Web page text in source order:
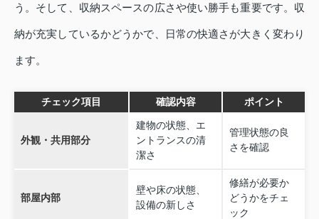
う。そして、収納スペースの広さや使い勝手も重要です。収
納が充実しているかどうかで、日常の快適さが大きく変わり
ます。
チェック項目 確認内容 ポイント
外観・共用部分
建物の状態、エ
ントランスの清
潔さ
管理状態の良
さを確認
部屋内部
壁や床の状態、
設備の新しさ
修繕が必要か
どうかをチェ
ック